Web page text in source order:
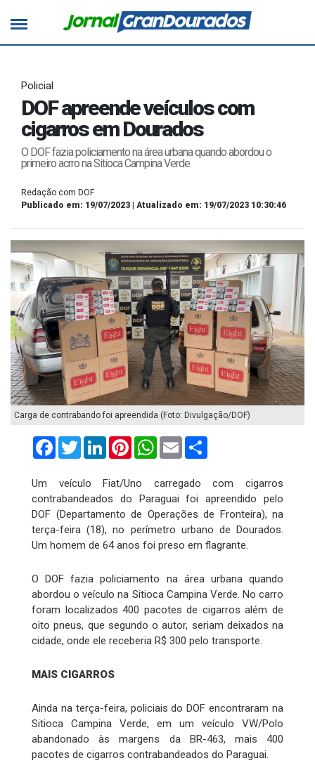
Policial
DOF apreende veículos com
cigarros em Dourados
O DOF fazia policiamento na área urbana quando abordou o
primeiro acrro na Sitioca Campina Verde
Redação com DOF
Publicado em: 19/07/2023 | Atualizado em: 19/07/2023 10:30:46
Carga de contrabando foi apreendida (Foto: Divulgação/DOF)
FacebookTwitterLinkedInPinterestWhatsApp
Email
Um veículo Fiat/Uno carregado com cigarros
contrabandeados do Paraguai foi apreendido pelo
DOF (Departamento de Operações de Fronteira), na
terça-feira (18), no perímetro urbano de Dourados.
Um homem de 64 anos foi preso em flagrante.
O DOF fazia policiamento na área urbana quando
abordou o veículo na Sitioca Campina Verde. No carro
foram localizados 400 pacotes de cigarros além de
oito pneus, que segundo o autor, seriam deixados na
cidade, onde ele receberia R$ 300 pelo transporte.
MAIS CIGARROS
Ainda na terça-feira, policiais do DOF encontraram na
Sitioca Campina Verde, em um veículo VW/Polo
abandonado às margens da BR-463, mais 400
pacotes de cigarros contrabandeados do Paraguai.